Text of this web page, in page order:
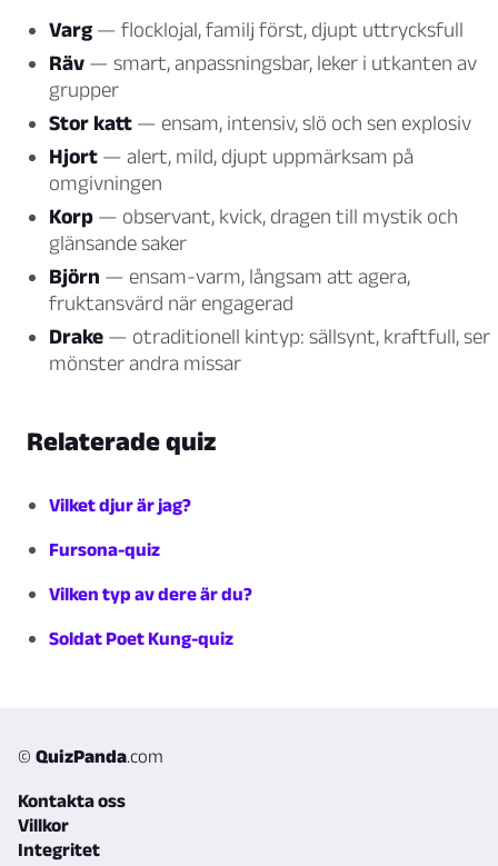
Varg — flocklojal, familj först, djupt uttrycksfull
Räv — smart, anpassningsbar, leker i utkanten av
grupper
Stor katt — ensam, intensiv, slö och sen explosiv
Hjort — alert, mild, djupt uppmärksam på
omgivningen
Korp — observant, kvick, dragen till mystik och
glänsande saker
Björn — ensam-varm, långsam att agera,
fruktansvärd när engagerad
Drake — otraditionell kintyp: sällsynt, kraftfull, ser
mönster andra missar
Relaterade quiz
Vilket djur är jag?
Fursona-quiz
Vilken typ av dere är du?
Soldat Poet Kung-quiz
© QuizPanda.com
Kontakta oss
Villkor
Integritet